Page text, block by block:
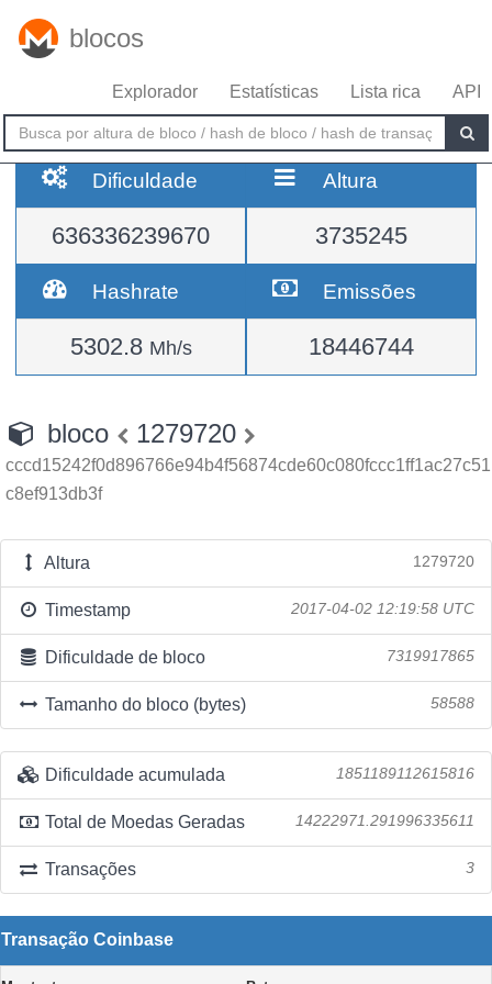
blocos
Explorador Estatísticas Lista rica API
Dificuldade
636336239670
Altura
3735245
Hashrate
5302.8 Mh/s
Emissões
18446744
bloco 1279720
cccd15242f0d896766e94b4f56874cde60c080fccc1ff1ac27c51
c8ef913db3f
Altura 1279720
Timestamp 2017-04-02 12:19:58 UTC
Dificuldade de bloco 7319917865
Tamanho do bloco (bytes) 58588
Dificuldade acumulada 1851189112615816
Total de Moedas Geradas 14222971.291996335611
Transações 3
Transação Coinbase